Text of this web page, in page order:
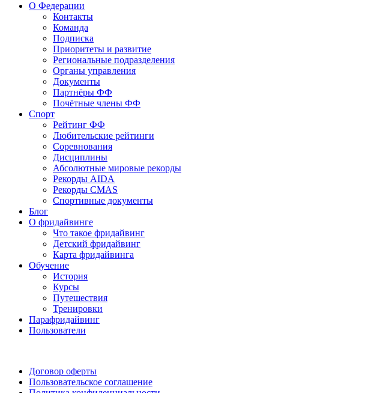
О Федерации
Контакты
Команда
Подписка
Приоритеты и развитие
Региональные подразделения
Органы управления
Документы
Партнёры ФФ
Почётные члены ФФ
Спорт
Рейтинг ФФ
Любительские рейтинги
Соревнования
Дисциплины
Абсолютные мировые рекорды
Рекорды AIDA
Рекорды CMAS
Спортивные документы
Блог
О фридайвинге
Что такое фридайвинг
Детский фридайвинг
Карта фридайвинга
Обучение
История
Курсы
Путешествия
Тренировки
Парафридайвинг
Пользователи
Договор оферты
Пользовательское соглашение